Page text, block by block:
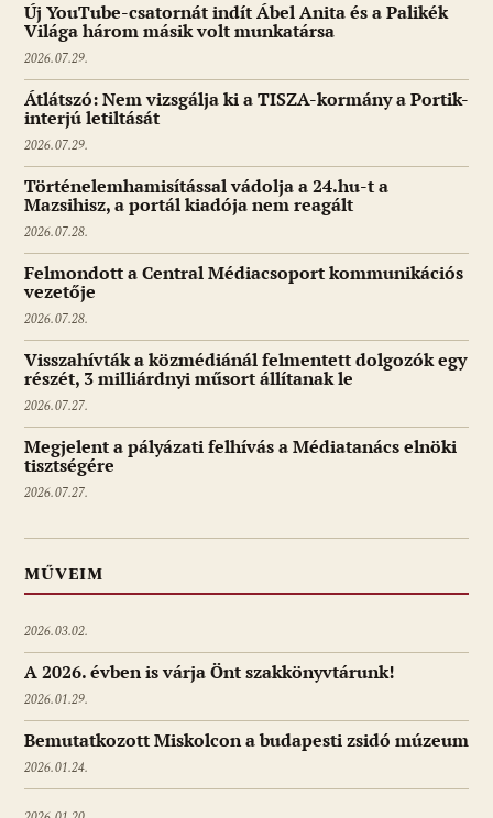
Új YouTube-csatornát indít Ábel Anita és a Palikék
Világa három másik volt munkatársa
2026.07.29.
Átlátszó: Nem vizsgálja ki a TISZA-kormány a Portik-
interjú letiltását
2026.07.29.
Történelemhamisítással vádolja a 24.hu-t a
Mazsihisz, a portál kiadója nem reagált
2026.07.28.
Felmondott a Central Médiacsoport kommunikációs
vezetője
2026.07.28.
Visszahívták a közmédiánál felmentett dolgozók egy
részét, 3 milliárdnyi műsort állítanak le
2026.07.27.
Megjelent a pályázati felhívás a Médiatanács elnöki
tisztségére
2026.07.27.
MŰVEIM
2026.03.02.
A 2026. évben is várja Önt szakkönyvtárunk!
2026.01.29.
Bemutatkozott Miskolcon a budapesti zsidó múzeum
2026.01.24.